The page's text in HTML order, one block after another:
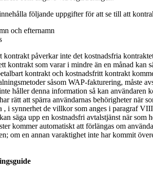
följande uppgifter för att se till att
och efternamn
kontrakt påverkar inte det kostnadsfria
kontrakt som varar i mindre än en månad kan
kontrakt och kostnadsfritt kontrakt
såsom WAP-fakturering, måste
håller denna information så kan användaren
rätt att spärra användarnas behörigheter när
, i synnerhet de villkor som anges i paragraf
säga upp en kostnadsfri avtalstjänst när som
kommer automatiskt att förlängas om
om en annan varaktighet inte har kommit